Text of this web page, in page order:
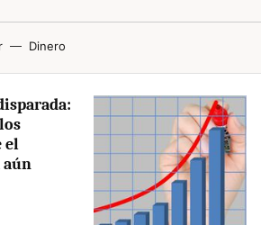
Dinero
el
aún